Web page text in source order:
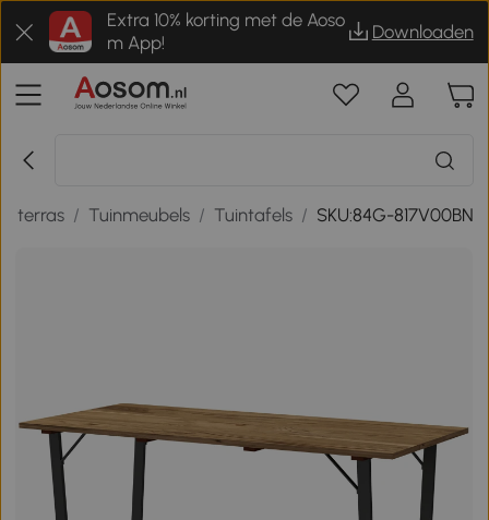
Extra 10% korting met de Aoso
m App!
Downloaden
terras / Tuinmeubels / Tuintafels / SKU:84G-817V00BN